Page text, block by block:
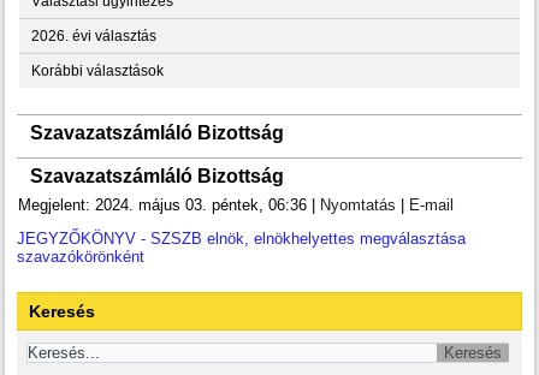
2026. évi választás
Korábbi választások
Szavazatszámláló Bizottság
Szavazatszámláló Bizottság
Megjelent: 2024. május 03. péntek, 06:36 Nyomtatás
E-mail
JEGYZŐKÖNYV - SZSZB elnök, elnökhelyettes megválasztása
szavazókörönként
Keresés